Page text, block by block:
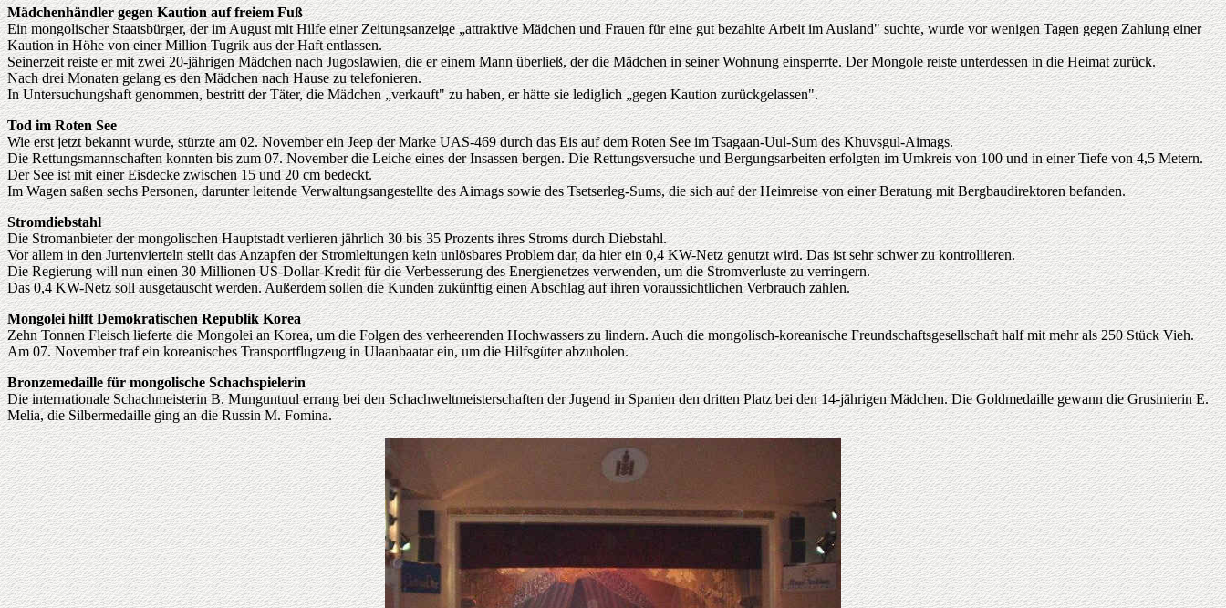
Mädchenhändler gegen Kaution auf freiem Fuß
Ein mongolischer Staatsbürger, der im August mit Hilfe einer Zeitungsanzeige „attraktive Mädchen und Frauen für eine gut bezahlte Arbeit im Ausland" suchte, wurde vor wenigen Tagen gegen Zahlung einer
Kaution in Höhe von einer Million Tugrik aus der Haft entlassen.
Seinerzeit reiste er mit zwei 20-jährigen Mädchen nach Jugoslawien, die er einem Mann überließ, der die Mädchen in seiner Wohnung einsperrte. Der Mongole reiste unterdessen in die Heimat zurück.
Nach drei Monaten gelang es den Mädchen nach Hause zu telefonieren.
In Untersuchungshaft genommen, bestritt der Täter, die Mädchen „verkauft" zu haben, er hätte sie lediglich „gegen Kaution zurückgelassen".
Tod im Roten See
Wie erst jetzt bekannt wurde, stürzte am 02. November ein Jeep der Marke UAS-469 durch das Eis auf dem Roten See im Tsagaan-Uul-Sum des Khuvsgul-Aimags.
Die Rettungsmannschaften konnten bis zum 07. November die Leiche eines der Insassen bergen. Die Rettungsversuche und Bergungsarbeiten erfolgten im Umkreis von 100 und in einer Tiefe von 4,5 Metern.
Der See ist mit einer Eisdecke zwischen 15 und 20 cm bedeckt.
Im Wagen saßen sechs Personen, darunter leitende Verwaltungsangestellte des Aimags sowie des Tsetserleg-Sums, die sich auf der Heimreise von einer Beratung mit Bergbaudirektoren befanden.
Stromdiebstahl
Die Stromanbieter der mongolischen Hauptstadt verlieren jährlich 30 bis 35 Prozents ihres Stroms durch Diebstahl.
Vor allem in den Jurtenvierteln stellt das Anzapfen der Stromleitungen kein unlösbares Problem dar, da hier ein 0,4 KW-Netz genutzt wird. Das ist sehr schwer zu kontrollieren.
Die Regierung will nun einen 30 Millionen US-Dollar-Kredit für die Verbesserung des Energienetzes verwenden, um die Stromverluste zu verringern.
Das 0,4 KW-Netz soll ausgetauscht werden. Außerdem sollen die Kunden zukünftig einen Abschlag auf ihren voraussichtlichen Verbrauch zahlen.
Mongolei hilft Demokratischen Republik Korea
Zehn Tonnen Fleisch lieferte die Mongolei an Korea, um die Folgen des verheerenden Hochwassers zu lindern. Auch die mongolisch-koreanische Freundschaftsgesellschaft half mit mehr als 250 Stück Vieh.
Am 07. November traf ein koreanisches Transportflugzeug in Ulaanbaatar ein, um die Hilfsgüter abzuholen.
Bronzemedaille für mongolische Schachspielerin
Die internationale Schachmeisterin B. Munguntuul errang bei den Schachweltmeisterschaften der Jugend in Spanien den dritten Platz bei den 14-jährigen Mädchen. Die Goldmedaille gewann die Grusinierin E.
Melia, die Silbermedaille ging an die Russin M. Fomina.